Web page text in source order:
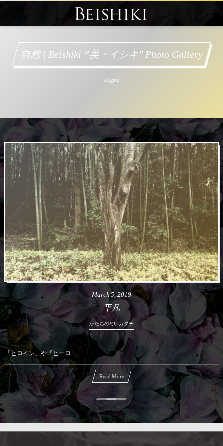
自然 | Beishiki ”美・イシキ" Photo Gallery
Tagged
March 5 2019
平凡
かたちのないカタチ
「ヒロイン」や「ヒーロ ...
Read More